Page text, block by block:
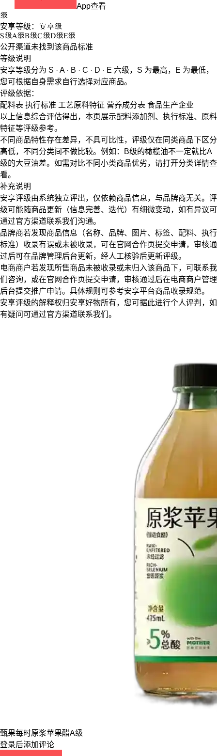
App查看
级
安享等级： 安享级
S级A级B级C级D级E级
公开渠道未找到该商品标准
等级说明
安享等级分为 S · A · B · C · D · E 六级， S 为最高， E 为最低，
您可根据自身需求自行选择对应商品。
评级依据：
配料表 执行标准 工艺原料特征 营养成分表 食品生产企业
以上信息综合评估得出，本页展示配料添加剂 、 执行标准、 原料
特征等评级参考。
不同商品特性存在差异，不具可比性，评级仅在 同类商品下区分
高低，不同分类间不做比较。例如：B级的橄榄油不一定就比A
级的大豆油差。如需对比不同小类商品优劣，请打开分类详情查
看。
补充说明
安享评级由系统独立评出，仅依赖商品信息， 与品牌商无关。评
级可能随商品更新（信息完善、迭代）有细微变动，如有异议可
通过官方渠道联系我们沟通。
品牌商若发现商品信息（名称、品牌、图片、标签、配料、执行
标准）收录有误或未被收录，可在官网合作页提交申请，审核通
过后可在品牌管理后台更新，经人工核验后更新评级。
电商商户若发现所售商品未被收录或未归入该商品下，可联系我
们咨询，或在官网合作页提交申请，审核通过后在电商商户管理
后台提交推广申请。具体规则可参考安享平台商品收录规范。
安享评级的解释权归安享好物所有，您可据此进行个人评判，如
有疑问可通过官方渠道联系我们。
甄果每时原浆苹果醋A级
登录后添加评论